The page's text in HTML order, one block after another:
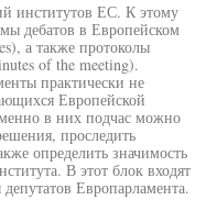
институтов ЕС. К этому
дебатов в Европейском
а также протоколы
of the meeting).
практически не
Европейской
в них подчас можно
проследить
определить значимость
В этот блок входят
Европарламента.